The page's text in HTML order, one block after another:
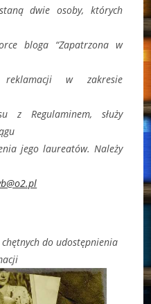
dwie osoby, których
bloga “Zapatrzona w
w zakresie
z Regulaminem, służy
jego laureatów. Należy
do udostępnienia